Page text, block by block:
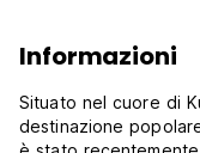
Informazioni
Situato nel cuore di
destinazione